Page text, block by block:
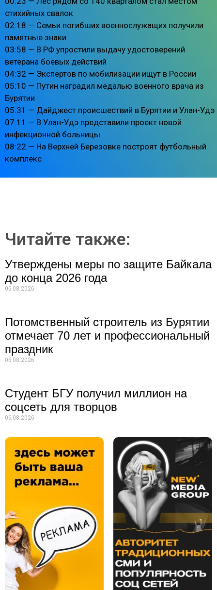
стихийных свалок
02:18 — Семьи погибших военнослужащих получили
памятные знаки
03:58 — В РФ упростили выдачу удостоверений
ветерана боевых действий
04:32 — Экспертов по мобилизации ищут в России
05:10 — Путин наградил медалью военного врача из
Бурятии
05:31 — Дайджест происшествий в Бурятии и Улан-Удэ
07:11 — В Улан-Удэ представили проект новой
инфекционной больницы
08:22 — На Верхней Березовке построят футбольный
комплекс
Читайте также:
Утверждены меры по защите Байкала
до конца 2026 года
06.08.2026
Потомственный строитель из Бурятии
отмечает 70 лет и профессиональный
праздник
06.08.2026
Студент БГУ получил миллион на
соцсеть для творцов
06.08.2026